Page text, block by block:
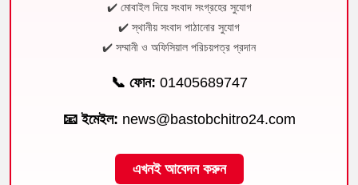
✔️ মোবাইল দিয়ে সংবাদ সংগ্রহের সুযোগ
✔️ স্থানীয় সংবাদ পাঠানোর সুযোগ
✔️ সম্মানী ও অফিসিয়াল পরিচয়পত্র প্রদান
📞 ফোন: 01405689747
📧 ইমেইল: news@bastobchitro24.com
এখনই আবেদন করুন